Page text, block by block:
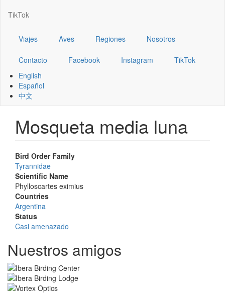
TikTok
Viajes Aves Regiones Nosotros
Contacto Facebook Instagram
TikTok
English
Español
中文
Mosqueta media luna
Bird Order Family
Tyrannidae
Scientific Name
Phylloscartes eximius
Countries
Argentina
Status
Casi amenazado
Nuestros amigos